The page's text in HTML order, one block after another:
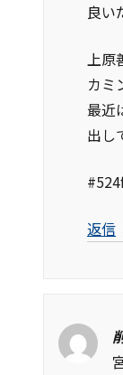
良い
上原
カミ
最近
出し
返信